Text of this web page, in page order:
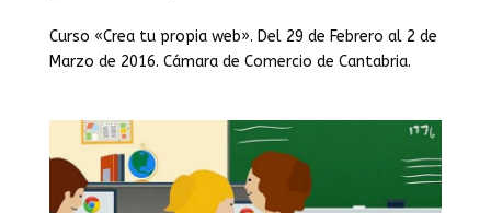
Curso «Crea tu propia web». Del 29 de Febrero al 2 de
Marzo de 2016. Cámara de Comercio de Cantabria.